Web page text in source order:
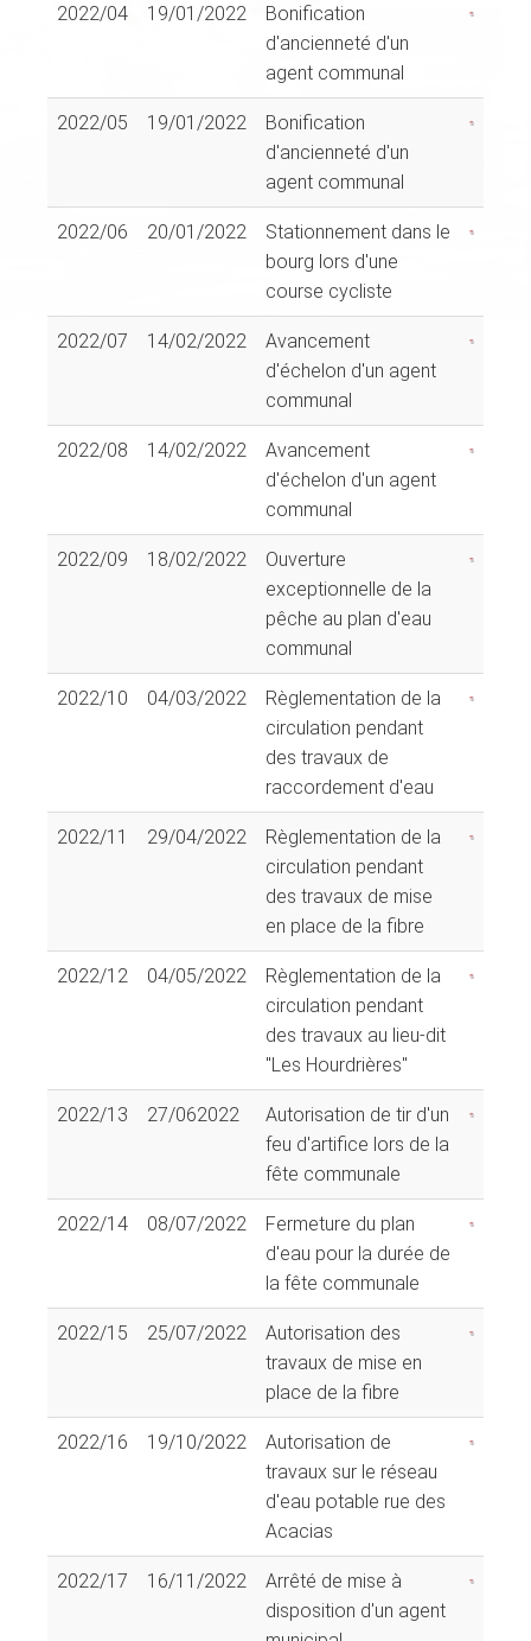
2022/04 19/01/2022
Bonification
d'ancienneté d'un
agent communal
2022/05 19/01/2022
Bonification
d'ancienneté d'un
agent communal
2022/06 20/01/2022
Stationnement dans le
bourg lors d'une
course cycliste
2022/07 14/02/2022
Avancement
d'échelon d'un agent
communal
2022/08 14/02/2022
Avancement
d'échelon d'un agent
communal
2022/09 18/02/2022
Ouverture
exceptionnelle de la
pêche au plan d'eau
communal
2022/10 04/03/2022
Règlementation de la
circulation pendant
des travaux de
raccordement d'eau
2022/11 29/04/2022
Règlementation de la
circulation pendant
des travaux de mise
en place de la fibre
2022/12 04/05/2022
Règlementation de la
circulation pendant
des travaux au lieu-dit
"Les Hourdrières"
2022/13 27/062022
Autorisation de tir d'un
feu d'artifice lors de la
fête communale
2022/14 08/07/2022
Fermeture du plan
d'eau pour la durée de
la fête communale
2022/15 25/07/2022
Autorisation des
travaux de mise en
place de la fibre
2022/16 19/10/2022
Autorisation de
travaux sur le réseau
d'eau potable rue des
Acacias
2022/17 16/11/2022
Arrêté de mise à
disposition d'un agent